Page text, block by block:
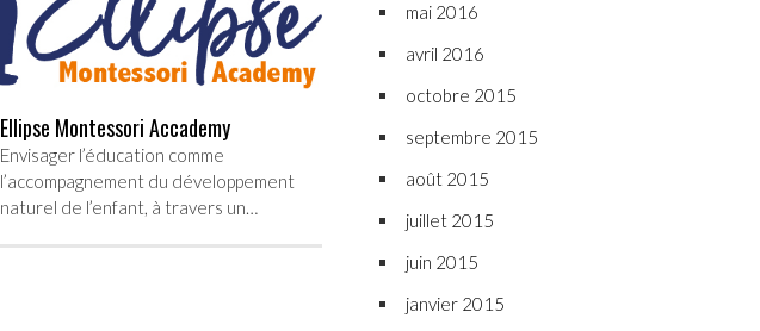
Ellipse Montessori Accademy
Envisager l’éducation comme
l’accompagnement du développement
naturel de l’enfant, à travers un…
mai 2016
avril 2016
octobre 2015
septembre 2015
août 2015
juillet 2015
juin 2015
janvier 2015